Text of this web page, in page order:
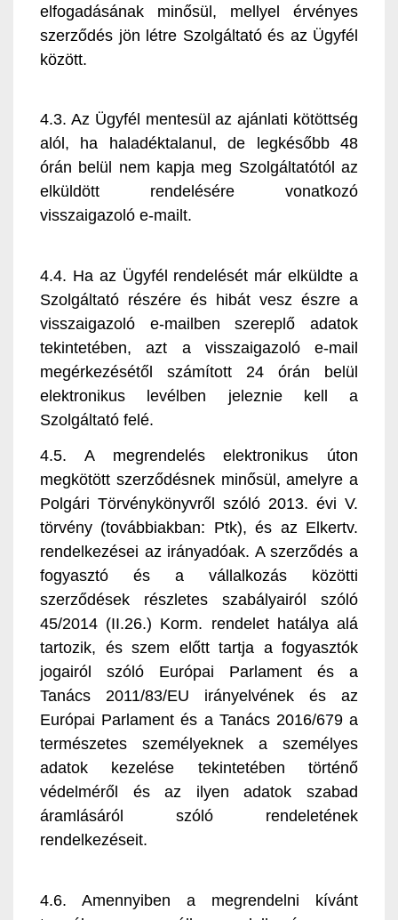
elfogadásának minősül, mellyel érvényes
szerződés jön létre Szolgáltató és az Ügyfél
között.
4.3. Az Ügyfél mentesül az ajánlati kötöttség
alól, ha haladéktalanul, de legkésőbb 48
órán belül nem kapja meg Szolgáltatótól az
elküldött rendelésére vonatkozó
visszaigazoló e-mailt.
4.4. Ha az Ügyfél rendelését már elküldte a
Szolgáltató részére és hibát vesz észre a
visszaigazoló e-mailben szereplő adatok
tekintetében, azt a visszaigazoló e-mail
megérkezésétől számított 24 órán belül
elektronikus levélben jeleznie kell a
Szolgáltató felé.
4.5. A megrendelés elektronikus úton
megkötött szerződésnek minősül, amelyre a
Polgári Törvénykönyvről szóló 2013. évi V.
törvény (továbbiakban: Ptk), és az Elkertv.
rendelkezései az irányadóak. A szerződés a
fogyasztó és a vállalkozás közötti
szerződések részletes szabályairól szóló
45/2014 (II.26.) Korm. rendelet hatálya alá
tartozik, és szem előtt tartja a fogyasztók
jogairól szóló Európai Parlament és a
Tanács 2011/83/EU irányelvének és az
Európai Parlament és a Tanács 2016/679 a
természetes személyeknek a személyes
adatok kezelése tekintetében történő
védelméről és az ilyen adatok szabad
áramlásáról szóló rendeletének
rendelkezéseit.
4.6. Amennyiben a megrendelni kívánt